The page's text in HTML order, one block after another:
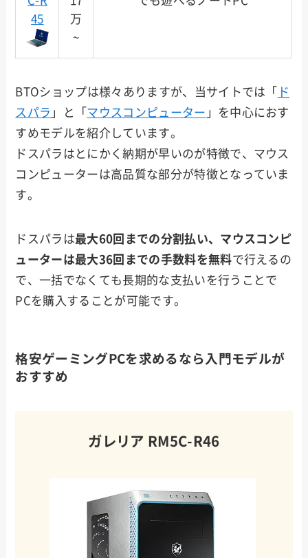
45
万
~
BTOショップは様々ありますが、当サイトでは「
ド
スパラ 」と「 マウスコンピューター 」を中心におす
すめモデルを紹介しています。
ドスパラはとにかく納期が早いのが特徴で、マウス
コンピューターは高品質な部分が特徴となっていま
す。
ドスパラは最大60回までの分割払い、マウスコンピ
ューターは最大36回までの手数料を無料で行えるの
で、一括でなくても長期的な支払いを行うことで
PCを購入することが可能です。
格安ゲーミングPCを求めるなら入門モデルが
おすすめ
ガレリア RM5C-R46